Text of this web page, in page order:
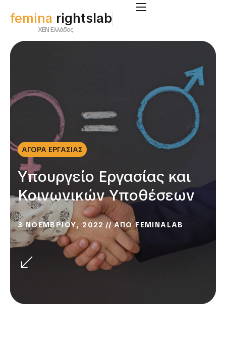
femina rightslab
ΧΕΝ Ελλάδος
ΑΓΟΡΑ ΕΡΓΑΣΙΑΣ
Υπουργείο Εργασίας και
Κοινωνικών Υποθέσεων
3 ΝΟΕΜΒΡΙΟΥ, 2022 ΑΠΟFEMINALAB